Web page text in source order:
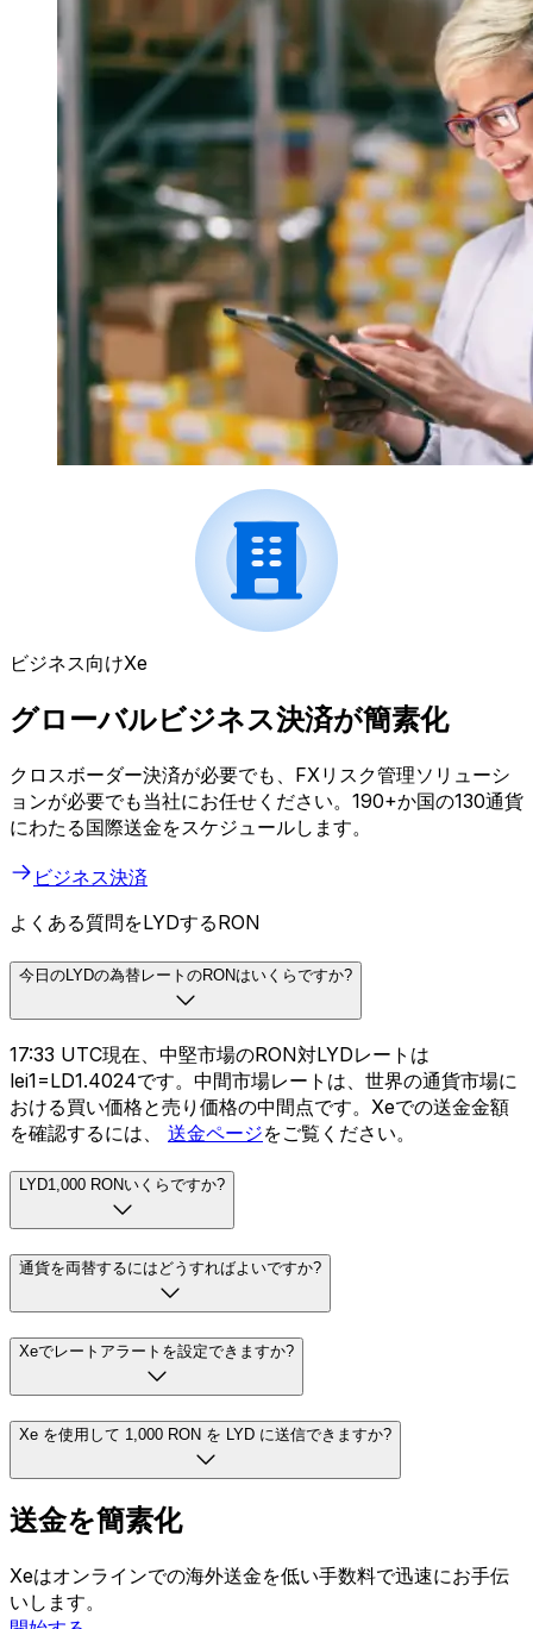
ビジネス向けXe
グローバルビジネス決済が簡素化
クロスボーダー決済が必要でも、FXリスク管理ソリューシ
ョンが必要でも当社にお任せください。190+か国の130通貨
にわたる国際送金をスケジュールします。
ビジネス決済
よくある質問をLYDするRON
今日のLYDの為替レートのRONはいくらですか?
17:33 UTC現在、中堅市場のRON対LYDレートは
lei1=LD1.4024です。中間市場レートは、世界の通貨市場に
おける買い価格と売り価格の中間点です。Xeでの送金金額
を確認するには、 送金ページをご覧ください。
LYD1,000 RONいくらですか?
通貨を両替するにはどうすればよいですか?
Xeでレートアラートを設定できますか?
Xe を使用して 1,000 RON を LYD に送信できますか?
送金を簡素化
Xeはオンラインでの海外送金を低い手数料で迅速にお手伝
いします。